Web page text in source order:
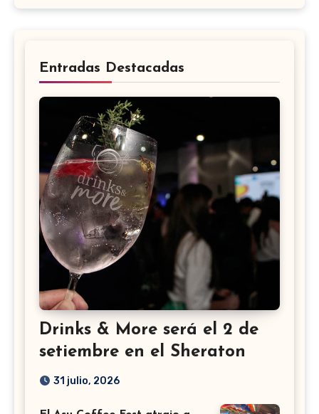
Entradas Destacadas
Drinks & More será el 2 de
setiembre en el Sheraton
31 julio, 2026